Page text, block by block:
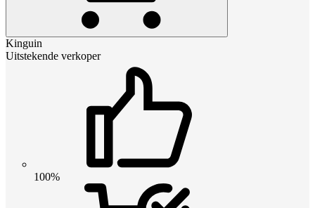
Kinguin
Uitstekende verkoper
100%